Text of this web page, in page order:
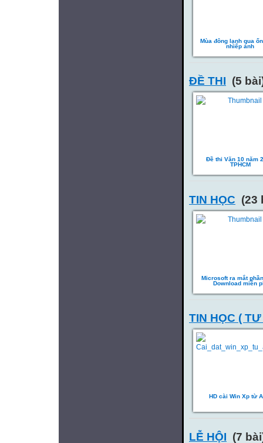
Mùa đông lạnh qua
nhiếp ảnh
ĐỀ THI (5
Đề thi Văn 10 năm
TPHCM
TIN HỌC (23
Microsoft ra mắt
Download miễn
TIN HỌC (
HD cài Win Xp từ
LỄ HỘI (7